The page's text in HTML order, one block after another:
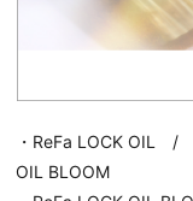
・ReFa LOCK OIL
OIL BLOOM